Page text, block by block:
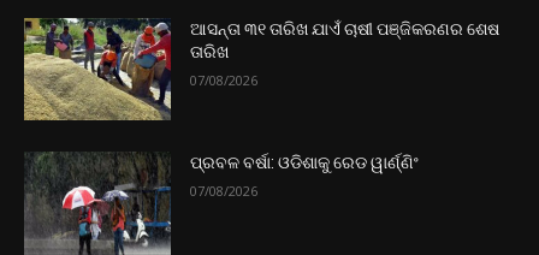
ଆସନ୍ତା ୩୧ ତାରିଖ ଯାଏଁ ଚାଷୀ ପଞ୍ଜିକରଣର ଶେଷ
ତାରିଖ
07/08/2026
ପ୍ରବଳ ବର୍ଷା: ଓଡିଶାକୁ ରେଡ ୱାର୍ଣ୍ଣିଂ
07/08/2026